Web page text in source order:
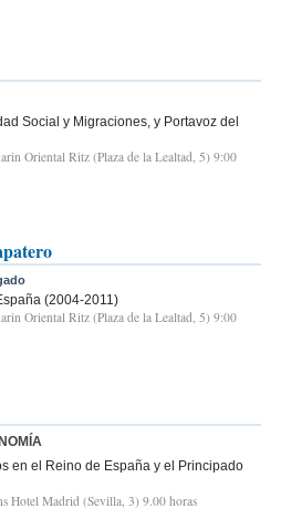
Social y Migraciones, y Portavoz del
Oriental Ritz (Plaza de la Lealtad, 5) 9:00
(2004-2011)
Oriental Ritz (Plaza de la Lealtad, 5) 9:00
en el Reino de España y el Principado
Hotel Madrid (Sevilla, 3) 9.00 horas